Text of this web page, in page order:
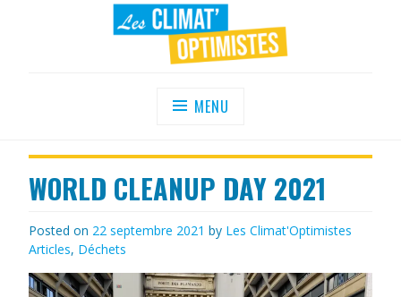
sain
MENU
WORLD CLEANUP DAY 2021
Posted on 22 septembre 2021 by Les Climat'Optimistes
Articles, Déchets